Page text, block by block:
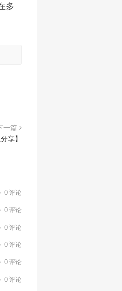
多
一篇
享】
0评论
0评论
0评论
0评论
0评论
0评论